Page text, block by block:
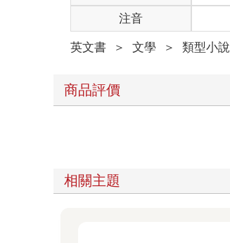
注音
英文書 ＞ 文學 ＞ 類型小說
商品評價
相關主題